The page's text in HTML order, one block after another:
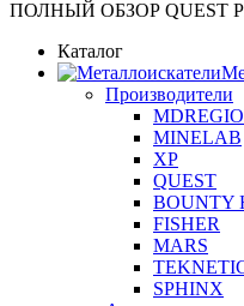
ПОЛНЫЙ ОБЗОР QUEST
Каталог
Производители
MINELAB
XP
QUEST
BOUNTY
FISHER
MARS
SPHINX